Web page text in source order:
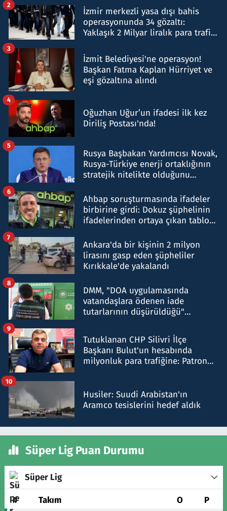
İzmir merkezli yasa dışı bahis
operasyonunda 34 gözaltı:
Yaklaşık 2 Milyar liralık para trafiği
2
İzmit Belediyesi'ne operasyon!
Başkan Fatma Kaplan Hürriyet ve
eşi gözaltına alındı
3
Oğuzhan Uğur’un ifadesi ilk kez
Diriliş Postası'nda!
4
Rusya Başbakan Yardımcısı Novak,
Rusya-Türkiye enerji ortaklığının
stratejik nitelikte olduğunu
5
Ahbap soruşturmasında ifadeler
birbirine girdi: Dokuz şüphelinin
ifadelerinden ortaya çıkan tablo
6
Ankara'da bir kişinin 2 milyon
lirasını gasp eden şüpheliler
Kırıkkale'de yakalandı
7
DMM, "DOA uygulamasında
vatandaşlara ödenen iade
tutarlarının düşürüldüğü"
8
Tutuklanan CHP Silivri İlçe
Başkanı Bulut'un hesabında
milyonluk para trafiğine: Patron
9
Husiler: Suudi Arabistan'ın
Aramco tesislerini hedef aldık
10
Süper Lig Puan Durumu
Süper Lig
# Takım O P